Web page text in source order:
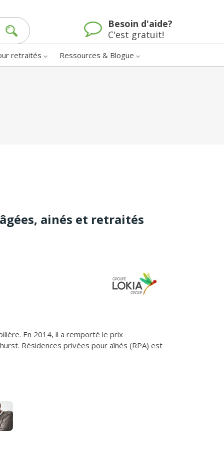
Besoin d'aide?
C'est gratuit!
retraités Ressources & Blogue
ainés et retraités
En 2014, il a remporté le prix
Résidences privées pour aînés (RPA) est